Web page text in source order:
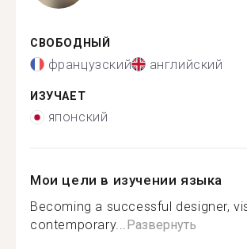
СВОБОДНЫЙ
французский английский
ИЗУЧАЕТ
японский
Мои цели в изучении языка
Becoming a successful designer,
contemporary...Развернуть